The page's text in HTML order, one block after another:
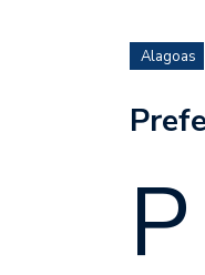
Alagoas
P